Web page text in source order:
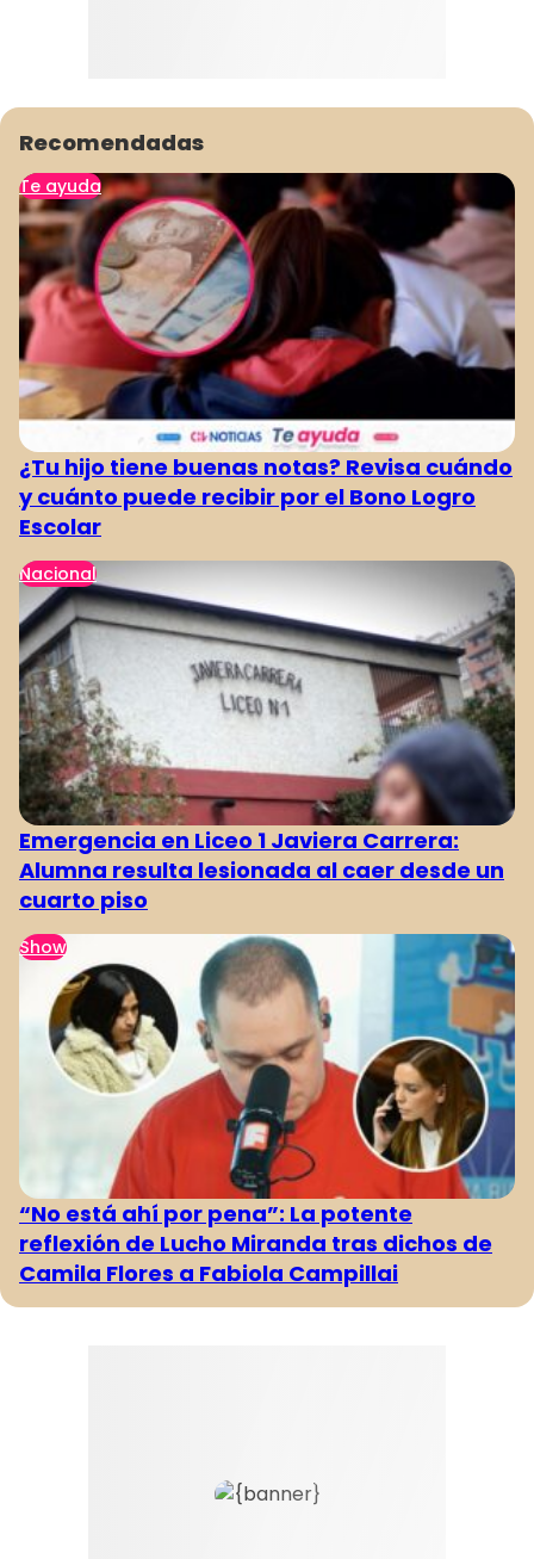
Recomendadas
Te ayuda
¿Tu hijo tiene buenas notas? Revisa cuándo
y cuánto puede recibir por el Bono Logro
Escolar
Nacional
Emergencia en Liceo 1 Javiera Carrera:
Alumna resulta lesionada al caer desde un
cuarto piso
Show
“No está ahí por pena”: La potente
reflexión de Lucho Miranda tras dichos de
Camila Flores a Fabiola Campillai